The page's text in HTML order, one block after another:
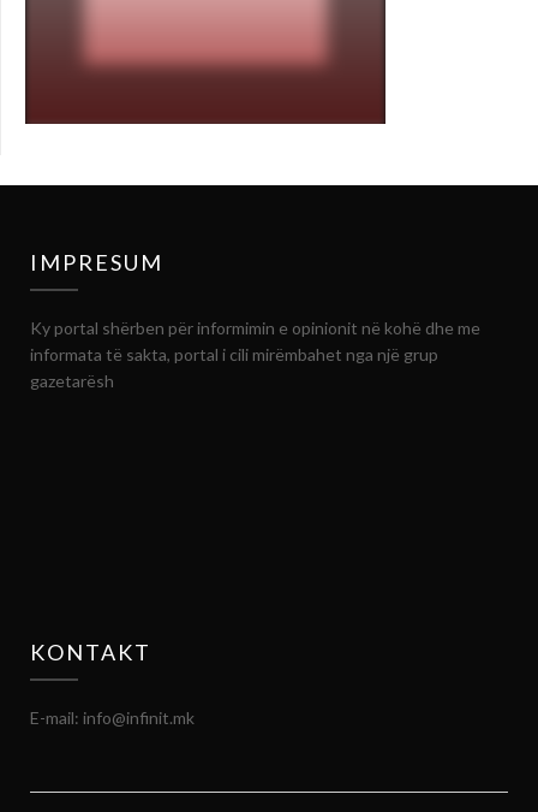
IMPRESUM
Ky portal shërben për informimin e opinionit në kohë dhe me
informata të sakta, portal i cili mirëmbahet nga një grup
gazetarësh
KONTAKT
E-mail: info@infinit.mk